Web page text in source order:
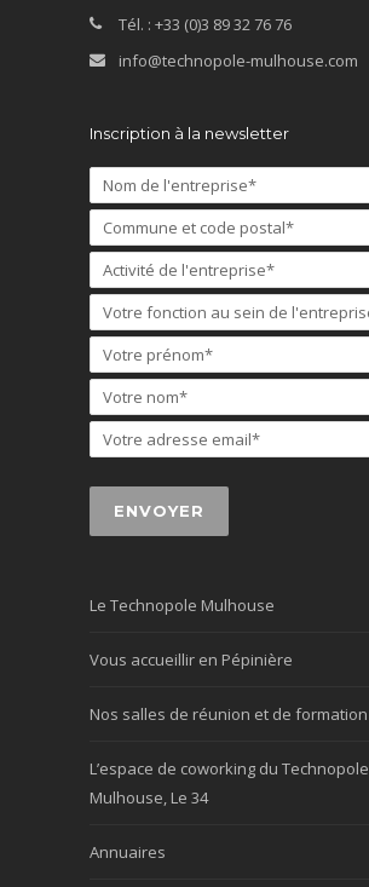
Tél. : +33 (0)3 89 32 76 76
info@technopole-mulhouse.com
Inscription à la newsletter
Le Technopole Mulhouse
Vous accueillir en Pépinière
Nos salles de réunion et de formation
L’espace de coworking du Technopole
Mulhouse, Le 34
Annuaires